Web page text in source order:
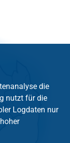
die
nutzt für die
Logdaten nur